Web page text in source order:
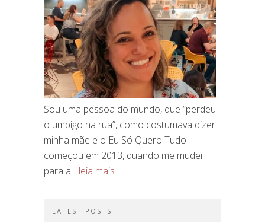
Sou uma pessoa do mundo, que “perdeu
o umbigo na rua”, como costumava dizer
minha mãe e o Eu Só Quero Tudo
começou em 2013, quando me mudei
para a... leia mais
LATEST POSTS